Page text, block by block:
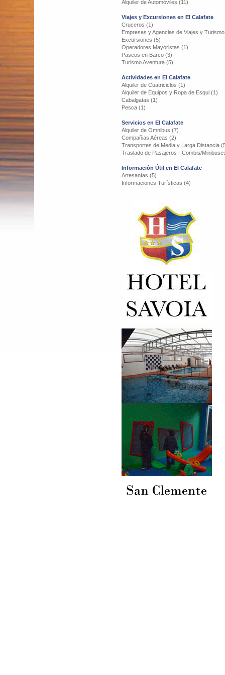
Alquiler de Automóviles (11)
Viajes y Excursiones en El Calafate
Cruceros (1)
Empresas y Agencias de Viajes y
Excursiones (5)
Operadores Mayoristas (1)
Paseos en Barco (3)
Turismo Aventura (5)
Actividades en El Calafate
Alquiler de Cuatriciclos (1)
Alquiler de Equipos y Ropa de Esqui (1)
Cabalgatas (1)
Pesca (1)
Servicios en El Calafate
Alquiler de Omnibus (7)
Compañias Aéreas (2)
Transportes de Media y Larga Distancia
Traslado de Pasajeros - Combis/
Información Útil en El Calafate
Artesanías (5)
Informaciones Turísticas (4)